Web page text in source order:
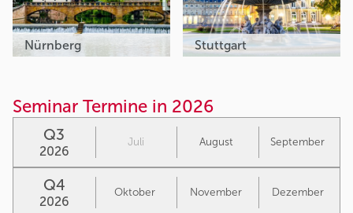
Nürnberg Stuttgart
Seminar Termine in 2026
Q3
2026
Juli August September
Q4
2026
Oktober November Dezember